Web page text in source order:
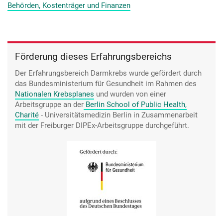
Behörden, Kostenträger und Finanzen
Förderung dieses Erfahrungsbereichs
Der Erfahrungsbereich Darmkrebs wurde gefördert durch
das Bundesministerium für Gesundheit im Rahmen des
Nationalen Krebsplanes und wurden von einer
Arbeitsgruppe an der Berlin School of Public Health,
Charité - Universitätsmedizin Berlin in Zusammenarbeit
mit der Freiburger DIPEx-Arbeitsgruppe durchgeführt.